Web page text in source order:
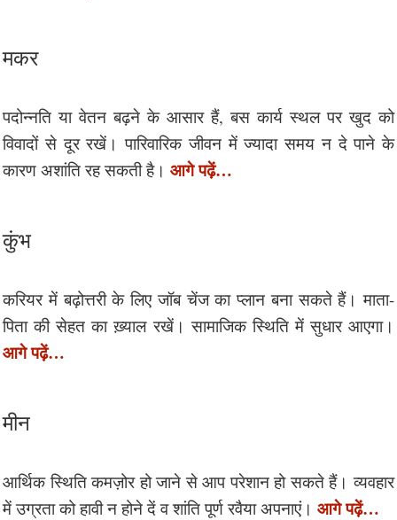
मकर
पदोन्नति या वेतन बढ़ने के आसार हैं, बस कार्य स्थल पर खुद को
विवादों से दूर रखें। पारिवारिक जीवन में ज्यादा समय न दे पाने के
कारण अशांति रह सकती है। आगे पढ़ें…
कुंभ
करियर में बढ़ोत्तरी के लिए जॉब चेंज का प्लान बना सकते हैं। माता-
पिता की सेहत का ख़्याल रखें। सामाजिक स्थिति में सुधार आएगा।
आगे पढ़ें…
मीन
आर्थिक स्थिति कमज़ोर हो जाने से आप परेशान हो सकते हैं। व्यवहार
में उग्रता को हावी न होने दें व शांति पूर्ण रवैया अपनाएं। आगे पढ़ें…